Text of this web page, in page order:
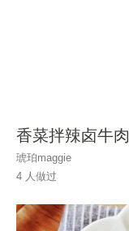
香菜拌辣卤牛肉
琥珀maggie
4 人做过